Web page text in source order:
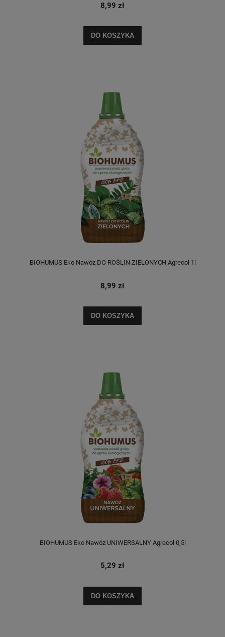
8,99 zł
DO KOSZYKA
BIOHUMUS Eko Nawóz DO ROŚLIN ZIELONYCH Agrecol 1l
8,99 zł
DO KOSZYKA
BIOHUMUS Eko Nawóz UNIWERSALNY Agrecol 0,5l
5,29 zł
DO KOSZYKA